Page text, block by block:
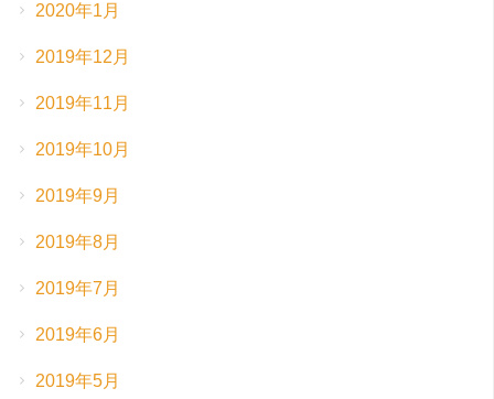
2020年1月
2019年12月
2019年11月
2019年10月
2019年9月
2019年8月
2019年7月
2019年6月
2019年5月